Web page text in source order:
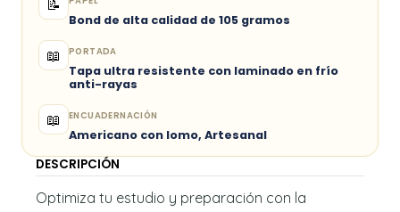
DESCRIPCIÓN
Optimiza tu estudio y preparación con la
📝
Bond de alta calidad de 105 gramos
📖 PORTADA
Tapa ultra resistente con laminado en frío
anti-rayas
📖 ENCUADERNACIÓN
Americano con lomo, Artesanal